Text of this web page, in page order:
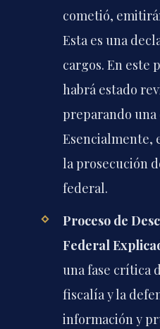
cometió,
Esta es una
cargos. En este
habrá estado
preparando una
Esencialmente,
la prosecución
federal.
Proceso de
Federal
una fase crítica
fiscalía y la
información y